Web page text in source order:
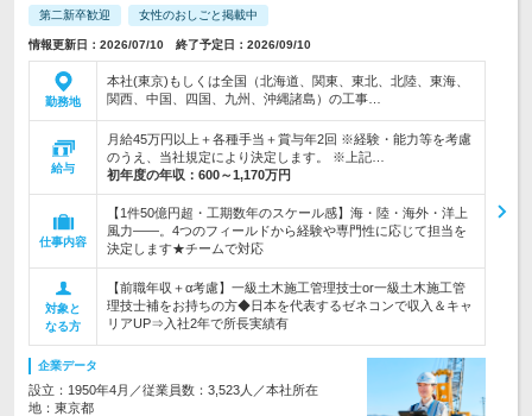
第二新卒歓迎 女性のおしごと掲載中
情報更新日：2026/07/10 終了予定日：2026/09/10
勤務地
本社(東京)もしくは全国（北海道、関東、東北、北陸、東海、
関西、中国、四国、九州、沖縄諸島）の工事…
給与
月給45万円以上＋各種手当＋賞与年2回 ※経験・能力等を考慮
のうえ、当社規定により決定します。 ※上記…
初年度の年収： 600～1,170万円
仕事内容
【1件50億円超・工期数年のスケール感】海・陸・海外・洋上
風力――。4つのフィールドから経験や専門性に応じて担当を
決定します★チームで対応
対象と
なる方
【前職年収＋α考慮】一級土木施工管理技士or一級土木施工管
理技士補をお持ちの方◆日本を代表するゼネコンで収入＆キャ
リアUP⇒入社2年で所長実績有
企業データ
設立：1950年4月／従業員数：3,523人／本社所在
地：東京都